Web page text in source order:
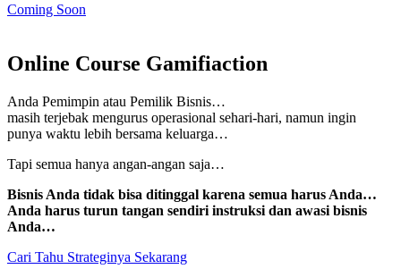
Coming Soon
Online Course Gamifiaction
Anda Pemimpin atau Pemilik Bisnis…
masih terjebak mengurus operasional sehari-hari, namun ingin
punya waktu lebih bersama keluarga…
Tapi semua hanya angan-angan saja…
Bisnis Anda tidak bisa ditinggal karena semua harus Anda…
Anda harus turun tangan sendiri instruksi dan awasi bisnis
Anda…
Cari Tahu Strateginya Sekarang